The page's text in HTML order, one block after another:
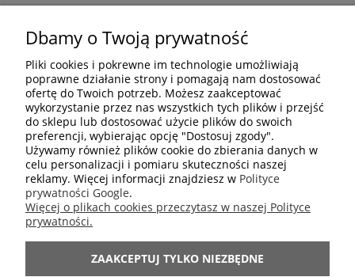
OPINIE O PRODUKCIE (0)
Wyświetlane są wszystkie opinie (pozytywne i negatywne). Nie
weryfikujemy, czy pochodzą one od klientów, którzy kupili dany
produkt.
ZAKUPY
POMOC
Dbamy o Twoją prywatność
Pliki cookies i pokrewne im technologie umożliwiają
poprawne działanie strony i pomagają nam dostosować
ofertę do Twoich potrzeb. Możesz zaakceptować
wykorzystanie przez nas wszystkich tych plików i przejść
do sklepu lub dostosować użycie plików do swoich
preferencji, wybierając opcję "Dostosuj zgody".
Używamy również plików cookie do zbierania danych w
celu personalizacji i pomiaru skuteczności naszej
reklamy. Więcej informacji znajdziesz w Polityce
prywatności Google.
Więcej o plikach cookies przeczytasz w naszej Polityce
prywatności.
ZAAKCEPTUJ TYLKO NIEZBĘDNE